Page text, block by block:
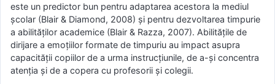
este un predictor bun pentru adaptarea acestora la mediul
școlar (Blair & Diamond, 2008) și pentru dezvoltarea timpurie
a abilităților academice (Blair & Razza, 2007). Abilitățile de
dirijare a emoțiilor formate de timpuriu au impact asupra
capacității copiilor de a urma instrucțiunile, de a-și concentra
atenția și de a copera cu profesorii și colegii.